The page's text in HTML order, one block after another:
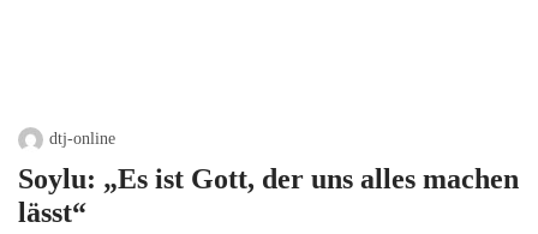
dtj-online
Soylu: „Es ist Gott, der uns alles machen
lässt“